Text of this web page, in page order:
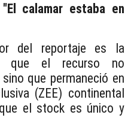
calamar estaba en
del reportaje es la
que el recurso no
que permaneció en
(ZEE) continental
el stock es único y